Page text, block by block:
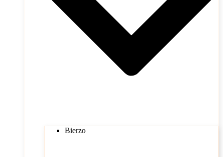
Bierzo